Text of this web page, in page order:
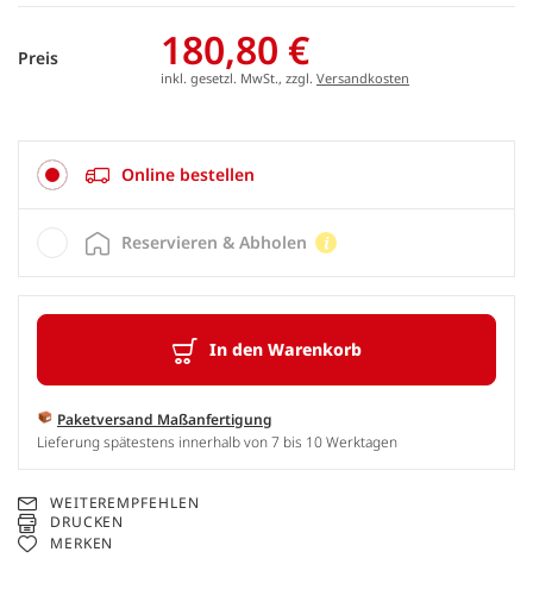
Preis 180,80 €
inkl. gesetzl. MwSt., zzgl. Versandkosten
Online bestellen
In den Warenkorb
Paketversand Maßanfertigung
Lieferung spätestens innerhalb von 7 bis 10 Werktagen
Reservieren & Abholen
WEITEREMPFEHLEN
DRUCKEN
MERKEN